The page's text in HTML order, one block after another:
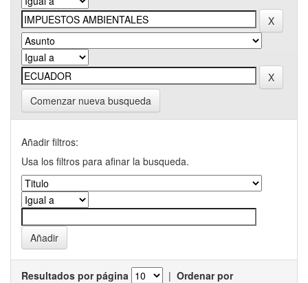
Comenzar nueva busqueda
Añadir filtros:
Usa los filtros para afinar la busqueda.
Resultados por página | Ordenar por